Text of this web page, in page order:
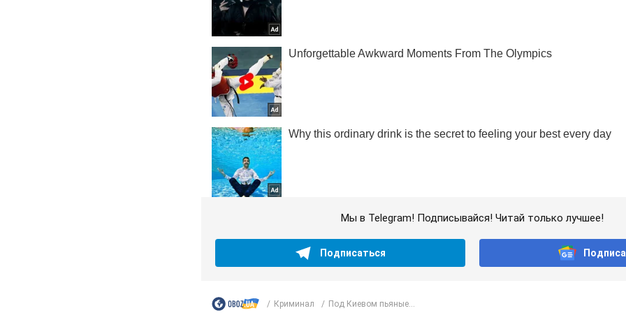
Мы в Telegram! Подписывайся! Читай только лучшее!
Подписаться
Криминал Под Киевом пьяные...